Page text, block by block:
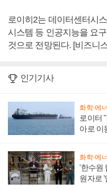
로이히2는 데이터센터시
시스템 등 인공지능을 요
것으로 전망된다. [비즈니
인기기사
화학·에
로이터
아로 이
화학·에
'한수원
원자로 '